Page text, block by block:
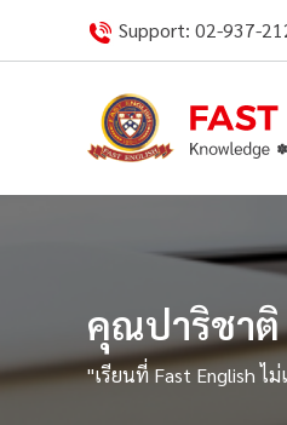
Support: 02-937-
คุณปาริชาติ
"เรียนที่ Fast English ไ